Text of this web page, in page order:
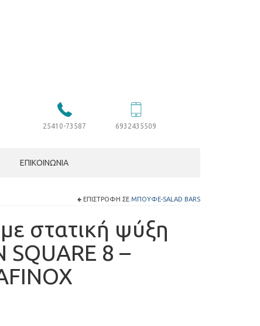
25410-73587 6932435509
ΕΠΙΚΟΙΝΩΝΊΑ
ΕΠΙΣΤΡΟΦΉ ΣΕ ΜΠΟΥΦΈ-SALAD BARS
στατική ψύξη
SQUARE 8 –